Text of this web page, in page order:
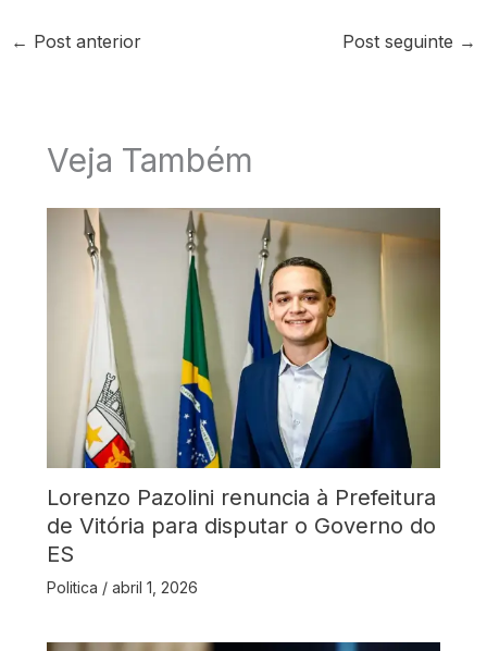
← Post anterior Post seguinte →
Veja Também
Lorenzo Pazolini renuncia à Prefeitura
de Vitória para disputar o Governo do
ES
Politica / abril 1, 2026